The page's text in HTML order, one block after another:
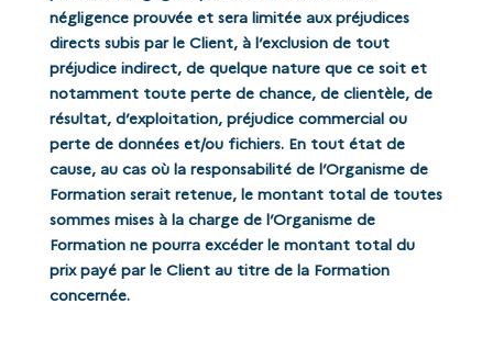
négligence prouvée et sera limitée aux préjudices
directs subis par le Client, à l’exclusion de tout
préjudice indirect, de quelque nature que ce soit et
notamment toute perte de chance, de clientèle, de
résultat, d’exploitation, préjudice commercial ou
perte de données et/ou fichiers. En tout état de
cause, au cas où la responsabilité de l’Organisme de
Formation serait retenue, le montant total de toutes
sommes mises à la charge de l’Organisme de
Formation ne pourra excéder le montant total du
prix payé par le Client au titre de la Formation
concernée.